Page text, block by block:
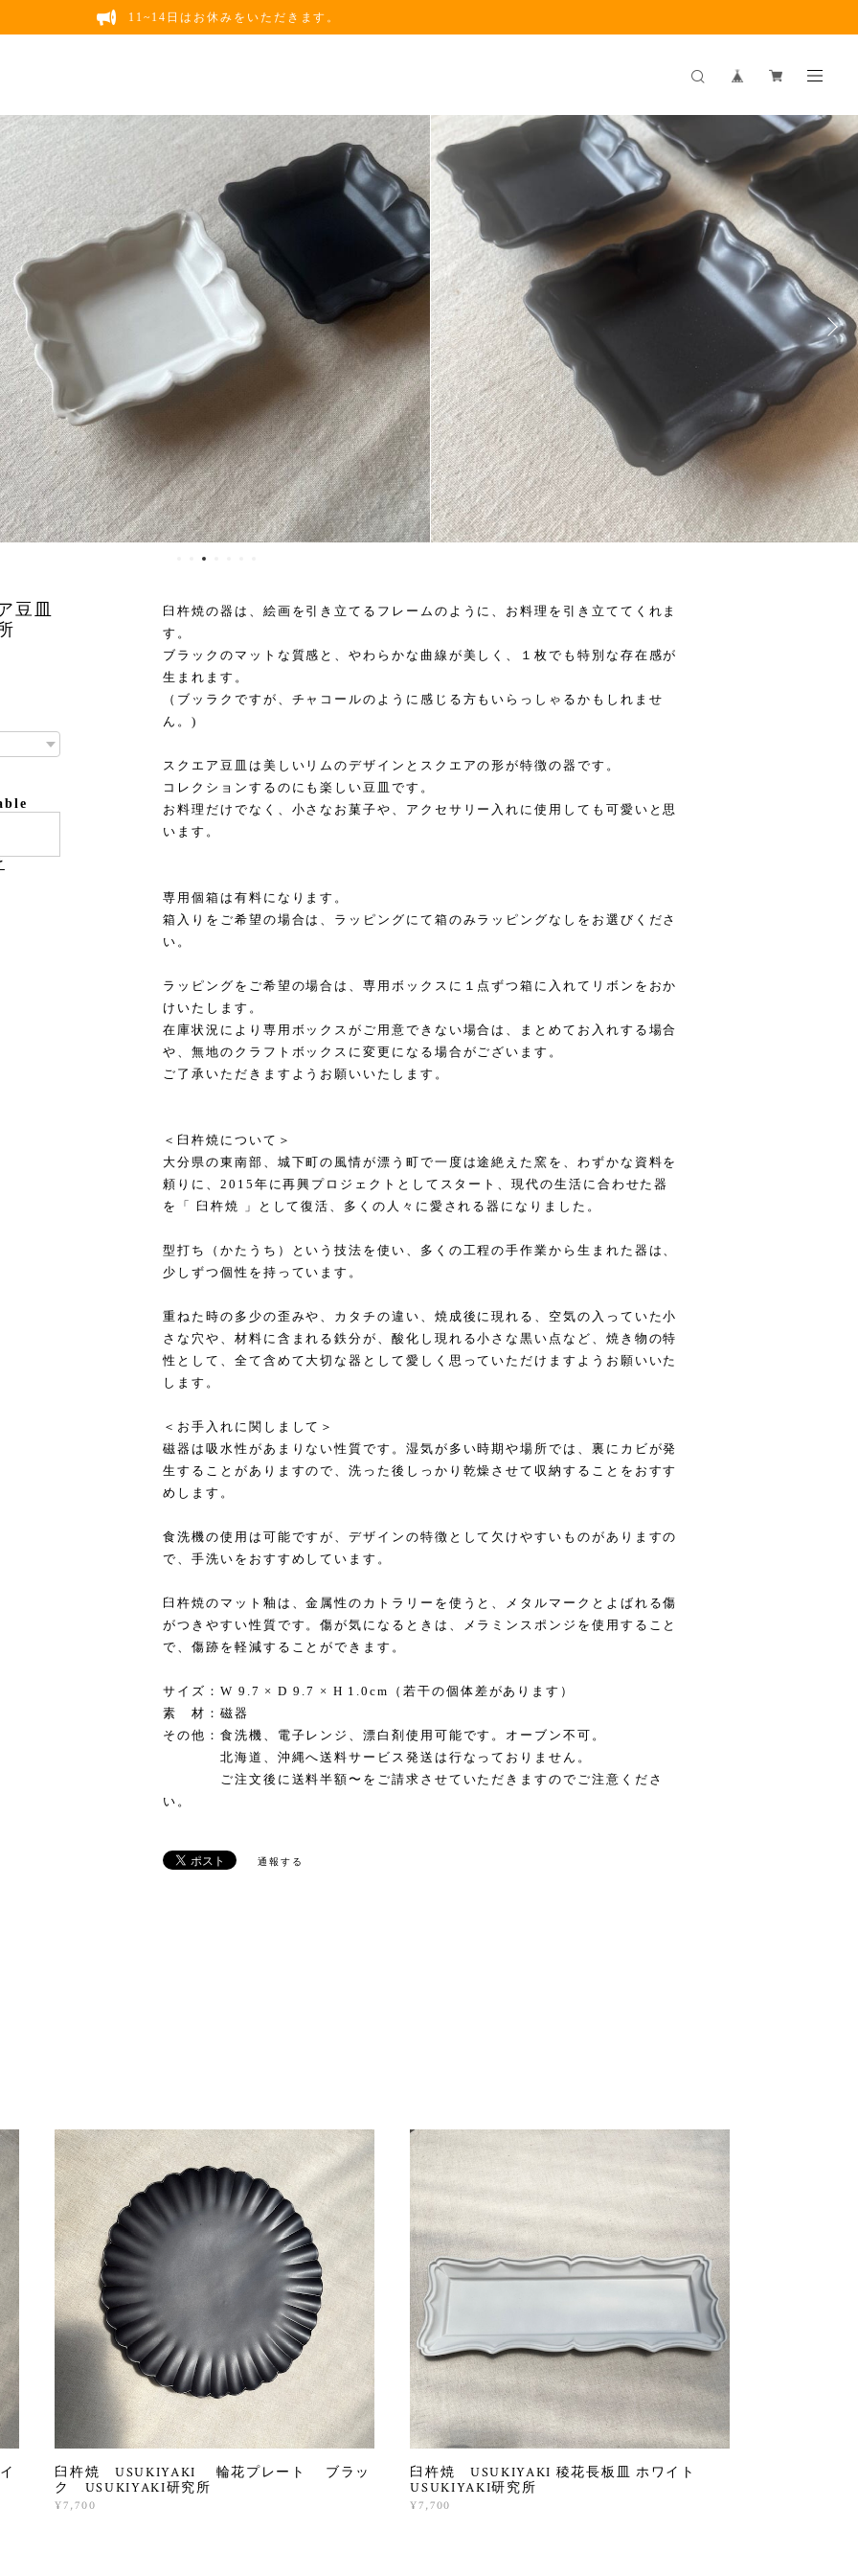
11~14日はお休みをいただきます。
豆皿
臼杵焼の器は、絵画を引き立てるフレームのように、お料理を引き立ててくれま
す。
ブラックのマットな質感と、やわらかな曲線が美しく、１枚でも特別な存在感が
生まれます。
（ブッラクですが、チャコールのように感じる方もいらっしゃるかもしれませ
ん。)
スクエア豆皿は美しいリムのデザインとスクエアの形が特徴の器です。
コレクションするのにも楽しい豆皿です。
お料理だけでなく、小さなお菓子や、アクセサリー入れに使用しても可愛いと思
います。
専用個箱は有料になります。
箱入りをご希望の場合は、ラッピングにて箱のみラッピングなしをお選びくださ
い。
ラッピングをご希望の場合は、専用ボックスに１点ずつ箱に入れてリボンをおか
けいたします。
在庫状況により専用ボックスがご用意できない場合は、まとめてお入れする場合
や、無地のクラフトボックスに変更になる場合がございます。
ご了承いただきますようお願いいたします。
＜臼杵焼について＞
大分県の東南部、城下町の風情が漂う町で一度は途絶えた窯を、わずかな資料を
頼りに、2015年に再興プロジェクトとしてスタート、現代の生活に合わせた器
を「 臼杵焼 」として復活、多くの人々に愛される器になりました。
型打ち（かたうち）という技法を使い、多くの工程の手作業から生まれた器は、
少しずつ個性を持っています。
重ねた時の多少の歪みや、カタチの違い、焼成後に現れる、空気の入っていた小
さな穴や、材料に含まれる鉄分が、酸化し現れる小さな黒い点など、焼き物の特
性として、全て含めて大切な器として愛しく思っていただけますようお願いいた
します。
＜お手入れに関しまして＞
磁器は吸水性があまりない性質です。湿気が多い時期や場所では、裏にカビが発
生することがありますので、洗った後しっかり乾燥させて収納することをおすす
めします。
食洗機の使用は可能ですが、デザインの特徴として欠けやすいものがありますの
で、手洗いをおすすめしています。
臼杵焼のマット釉は、金属性のカトラリーを使うと、メタルマークとよばれる傷
がつきやすい性質です。傷が気になるときは、メラミンスポンジを使用すること
で、傷跡を軽減することができます。
サイズ：W 9.7 × D 9.7 × H 1.0cm（若干の個体差があります）
素 材：磁器
その他：食洗機、電子レンジ、漂白剤使用可能です。オーブン不可。
北海道、沖縄へ送料サービス発送は行なっておりません。
ご注文後に送料半額〜をご請求させていただきますのでご注意くださ
い。
通報する
臼杵焼 USUKIYAKI 輪花プレート ブラッ
ク USUKIYAKI研究所
¥7,700
臼杵焼 USUKIYAKI 稜花長板皿 ホワイト
USUKIYAKI研究所
¥7,700